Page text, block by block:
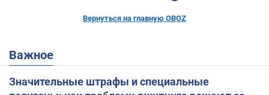
Вернуться на главную OBOZ
Важное
Значительные штрафы и специальные